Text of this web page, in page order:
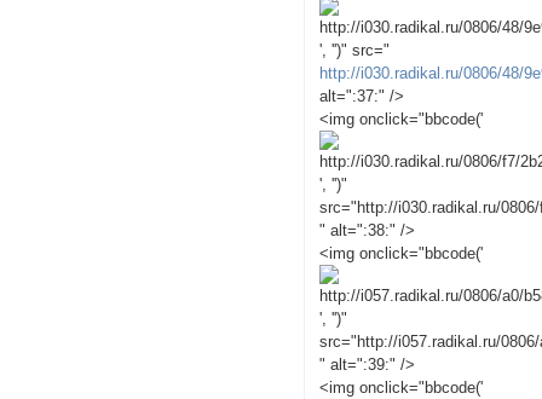
', '')" src="
http://i030.radikal.ru/0806/48/
alt=":37:" />
<img onclick="bbcode('
', '')"
src="http://i030.radikal.ru/
" alt=":38:" />
<img onclick="bbcode('
', '')"
src="http://i057.radikal.ru/
" alt=":39:" />
<img onclick="bbcode('